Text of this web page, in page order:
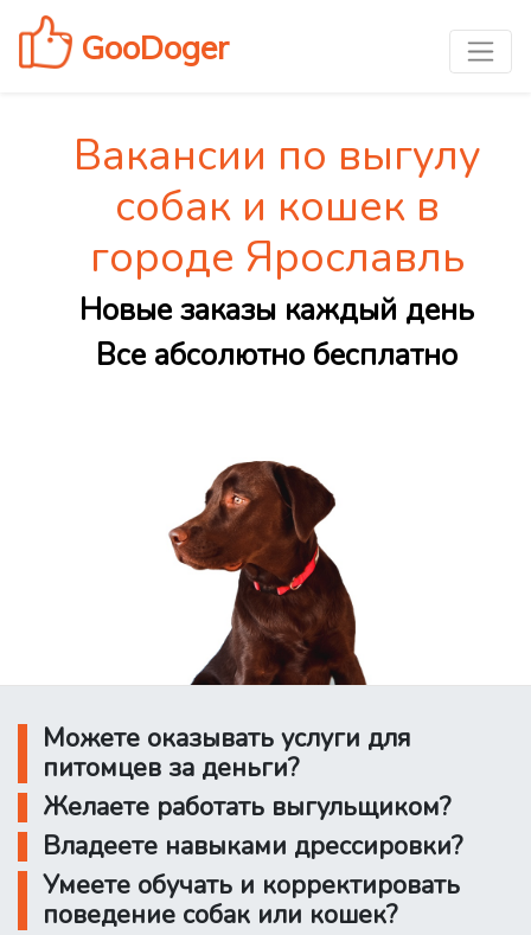
GooDoger
Вакансии по выгулу
собак и кошек в
городе Ярославль
Новые заказы каждый день
Все абсолютно бесплатно
Можете оказывать услуги для
питомцев за деньги?
Желаете работать выгульщиком?
Владеете навыками дрессировки?
Умеете обучать и корректировать
поведение собак или кошек?